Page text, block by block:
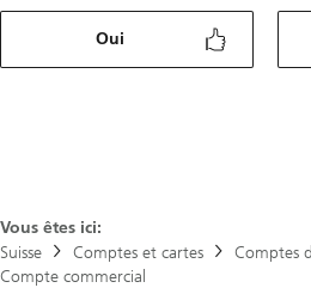
Oui
Vous êtes ici:
Suisse
Comptes et cartes
Comptes
Compte commercial